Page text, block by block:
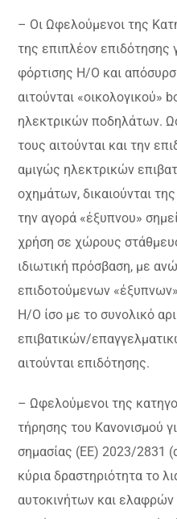
– Οι Ωφελούμενοι της
της επιπλέον επιδότησης
φόρτισης Η/Ο και
αιτούνται «οικολογικού»
ηλεκτρικών ποδηλάτων.
τους αιτούνται και την
αμιγώς ηλεκτρικών
οχημάτων, δικαιούνται
την αγορά «έξυπνου»
χρήση σε χώρους
ιδιωτική πρόσβαση, με
επιδοτούμενων
Η/Ο ίσο με το συνολικό
επιβατικών/
αιτούνται επιδότησης.
– Ωφελούμενοι της
τήρησης του Κανονισμού
σημασίας (ΕΕ) 2023/2831
κύρια δραστηριότητα το
αυτοκινήτων και